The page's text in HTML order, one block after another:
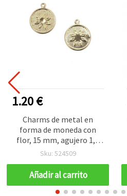
1.20 €
Charms de metal en
forma de moneda con
flor, 15 mm, agujero 1,5
mm, color plata - 50 uds.
Sku: 524509
Añadir al carrito